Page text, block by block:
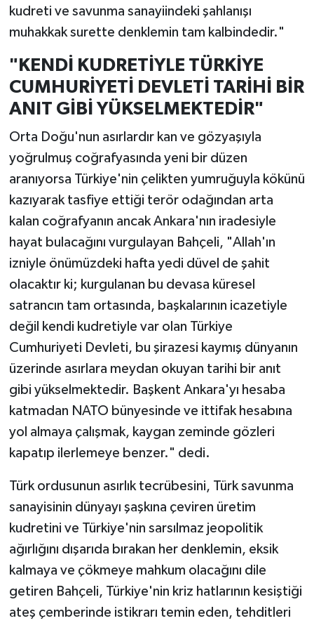
kudreti ve savunma sanayiindeki şahlanışı
muhakkak surette denklemin tam kalbindedir."
"KENDİ KUDRETİYLE TÜRKİYE
CUMHURİYETİ DEVLETİ TARİHİ BİR
ANIT GİBİ YÜKSELMEKTEDİR"
Orta Doğu'nun asırlardır kan ve gözyaşıyla
yoğrulmuş coğrafyasında yeni bir düzen
aranıyorsa Türkiye'nin çelikten yumruğuyla kökünü
kazıyarak tasfiye ettiği terör odağından arta
kalan coğrafyanın ancak Ankara'nın iradesiyle
hayat bulacağını vurgulayan Bahçeli, "Allah'ın
izniyle önümüzdeki hafta yedi düvel de şahit
olacaktır ki; kurgulanan bu devasa küresel
satrancın tam ortasında, başkalarının icazetiyle
değil kendi kudretiyle var olan Türkiye
Cumhuriyeti Devleti, bu şirazesi kaymış dünyanın
üzerinde asırlara meydan okuyan tarihi bir anıt
gibi yükselmektedir. Başkent Ankara'yı hesaba
katmadan NATO bünyesinde ve ittifak hesabına
yol almaya çalışmak, kaygan zeminde gözleri
kapatıp ilerlemeye benzer." dedi.
Türk ordusunun asırlık tecrübesini, Türk savunma
sanayisinin dünyayı şaşkına çeviren üretim
kudretini ve Türkiye'nin sarsılmaz jeopolitik
ağırlığını dışarıda bırakan her denklemin, eksik
kalmaya ve çökmeye mahkum olacağını dile
getiren Bahçeli, Türkiye'nin kriz hatlarının kesiştiği
ateş çemberinde istikrarı temin eden, tehditleri